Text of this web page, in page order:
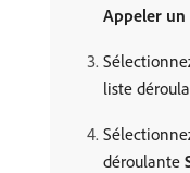
Appeler
liste
déroulante